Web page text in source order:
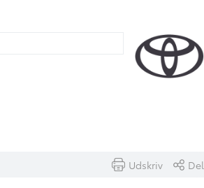
Udskriv Del